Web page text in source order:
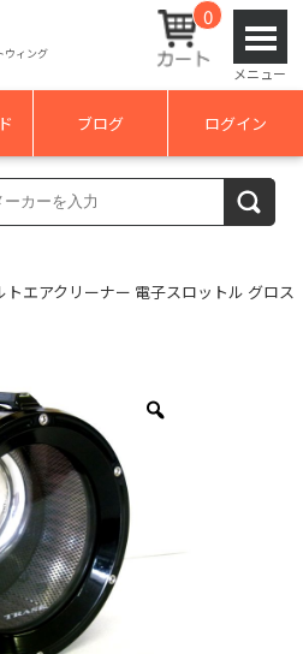
ウィング
ブログ ログイン
0
メニュー
検索
トエアクリーナー 電子スロットル グロス